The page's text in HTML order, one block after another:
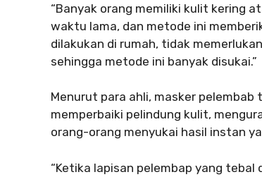
“Banyak orang memiliki kulit kering
waktu lama, dan metode ini
dilakukan di rumah, tidak
sehingga metode ini banyak disukai.”
Menurut para ahli, masker
memperbaiki pelindung kulit,
orang-orang menyukai hasil instan
“Ketika lapisan pelembap yang